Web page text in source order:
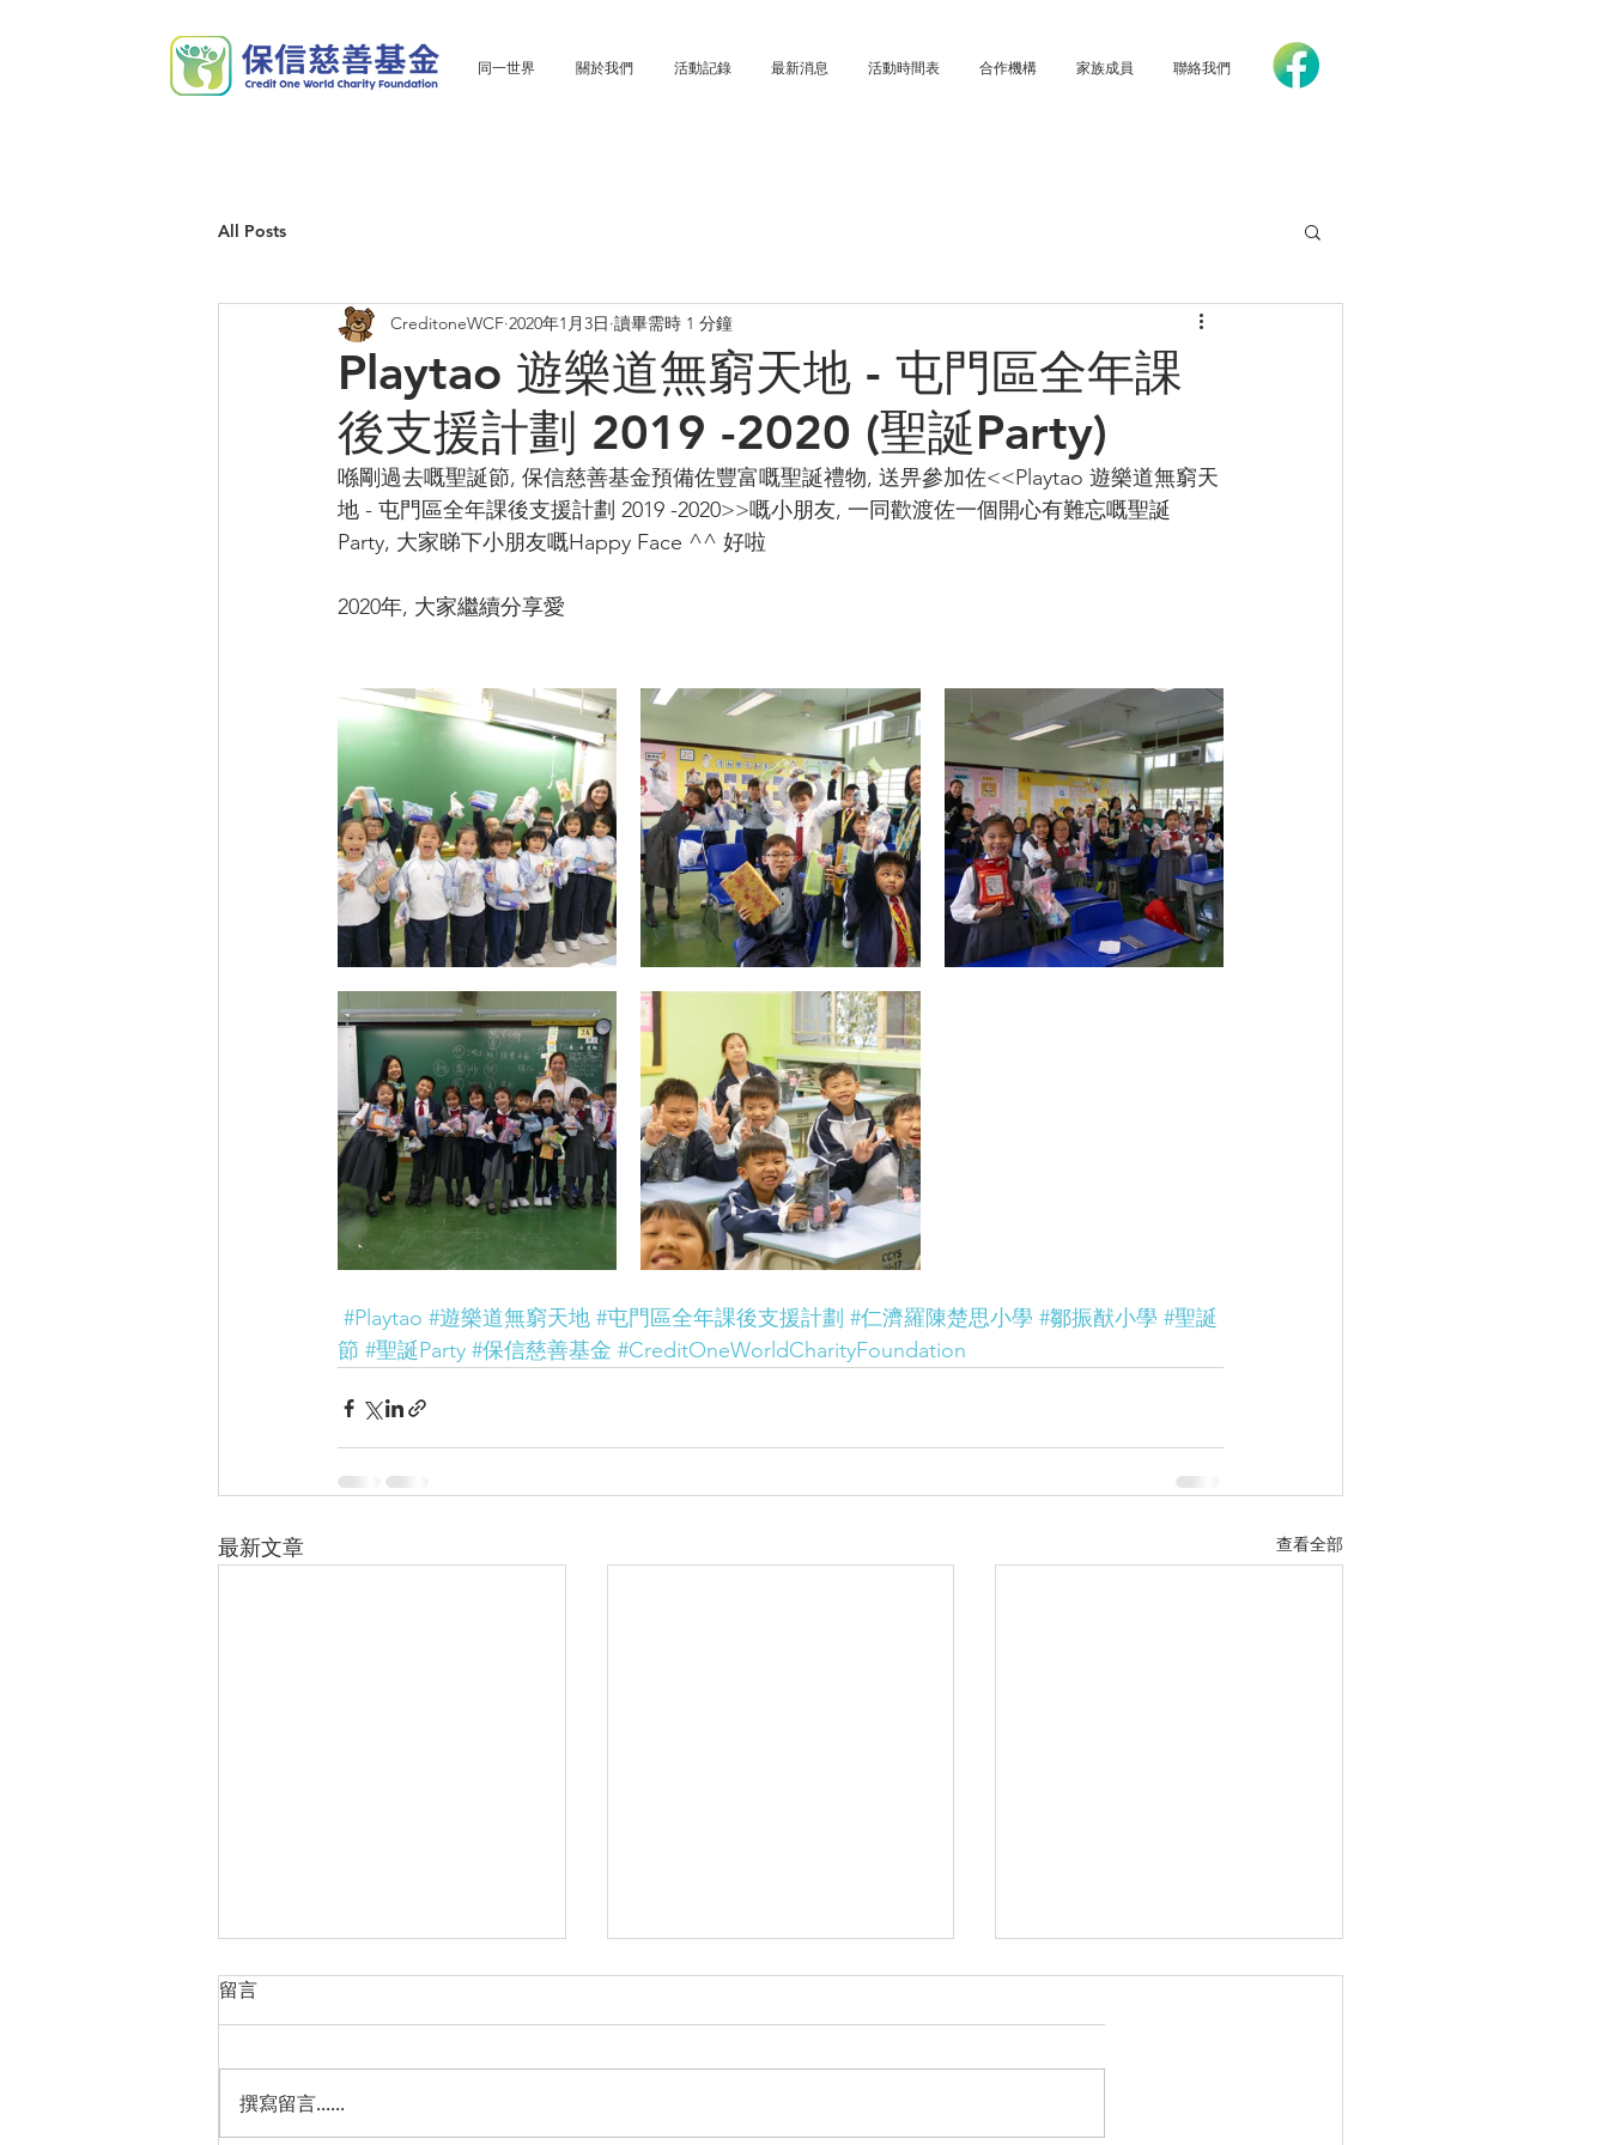
同一世界 關於我們 活動記錄 最新消息 活動時間表 合作機構 家族成員 聯絡我們
All Posts
Playtao 遊樂道無窮天地 - 屯門區全年課
後支援計劃 2019 -2020 (聖誕Party)
CreditoneWCF 2020年1月3日 讀畢需時 1 分鐘
喺剛過去嘅聖誕節, 保信慈善基金預備佐豐富嘅聖誕禮物, 送畀參加佐<<Playtao 遊樂道無窮天
地 - 屯門區全年課後支援計劃 2019 -2020>>嘅小朋友, 一同歡渡佐一個開心有難忘嘅聖誕
Party, 大家睇下小朋友嘅Happy Face ^^ 好啦
2020年, 大家繼續分享愛
#Playtao #遊樂道無窮天地 #屯門區全年課後支援計劃 #仁濟羅陳楚思小學 #鄒振猷小學 #聖誕
節 #聖誕Party #保信慈善基金 #CreditOneWorldCharityFoundation
最新文章 查看全部
留言
撰寫留言......